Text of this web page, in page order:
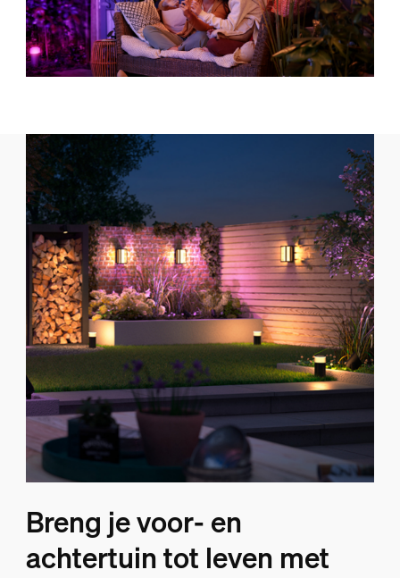
Breng je voor‑ en
achtertuin tot leven met